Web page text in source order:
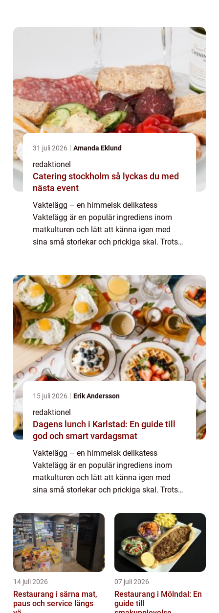
31 juli 2026 Amanda Eklund
redaktionel
Catering stockholm så lyckas du med
nästa event
Vaktelägg – en himmelsk delikatess
Vaktelägg är en populär ingrediens inom
matkulturen och lätt att känna igen med
sina små storlekar och prickiga skal. Trots
15 juli 2026 Erik Andersson
redaktionel
Dagens lunch i Karlstad: En guide till
god och smart vardagsmat
Vaktelägg – en himmelsk delikatess
Vaktelägg är en populär ingrediens inom
matkulturen och lätt att känna igen med
sina små storlekar och prickiga skal. Trots
en rik smakprofil som gör dem till en favo...
14 juli 2026
Restaurang i särna mat,
paus och service längs
07 juli 2026
Restaurang i Mölndal: En
guide till